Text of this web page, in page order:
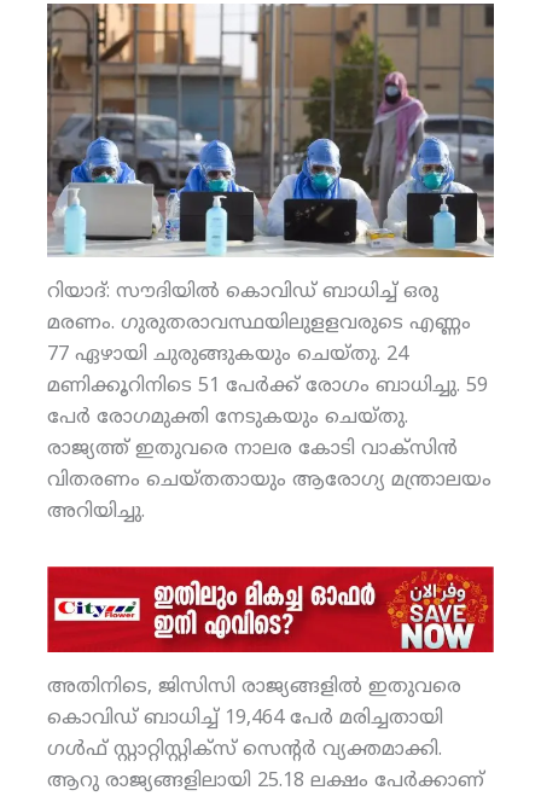
റിയാദ്: സൗദിയില്‍ കൊവിഡ് ബാധിച്ച് ഒരു
മരണം. ഗുരുതരാവസ്ഥയിലുളളവരുടെ എണ്ണം
77 ഏഴായി ചുരുങ്ങുകയും ചെയ്തു. 24
മണിക്കൂറിനിടെ 51 പേര്‍ക്ക് രോഗം ബാധിച്ചു. 59
പേര്‍ രോഗമുക്തി നേടുകയും ചെയ്തു.
രാജ്യത്ത് ഇതുവരെ നാലര കോടി വാക്‌സിന്‍
വിതരണം ചെയ്തതായും ആരോഗ്യ മന്ത്രാലയം
അറിയിച്ചു.
അതിനിടെ, ജിസിസി രാജ്യങ്ങളില്‍ ഇതുവരെ
കൊവിഡ് ബാധിച്ച് 19,464 പേര്‍ മരിച്ചതായി
ഗള്‍ഫ് സ്റ്റാറ്റിസ്റ്റിക്‌സ് സെന്റര്‍ വ്യക്തമാക്കി.
ആറു രാജ്യങ്ങളിലായി 25.18 ലക്ഷം പേര്‍ക്കാണ്